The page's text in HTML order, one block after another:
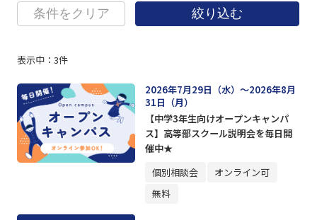
条件をクリア 絞り込む
表示中： 3件
2026年7月29日（水）～2026年8月
31日（月）
【中学3年生向けオープンキャンパ
ス】高等部スクール説明会を毎日開
催中★
個別相談会
オンライン可
無料